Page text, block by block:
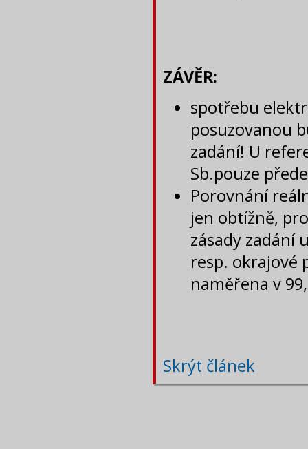
ZÁVĚR:
spotřebu
posuzovanou
zadání! U
Sb.pouze
Porovnání
jen obtížně,
zásady zadání
resp. okrajové
naměřena v
Skrýt článek